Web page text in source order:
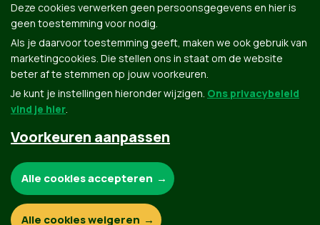
Inschrijven vialemmens.bart@gmail.com
Groen.be
Contact Privacybeleid
Deze cookies verwerken geen persoonsgegevens en hier is
geen toestemming voor nodig.
Als je daarvoor toestemming geeft, maken we ook gebruik van
marketingcookies. Die stellen ons in staat om de website
beter af te stemmen op jouw voorkeuren.
Je kunt je instellingen hieronder wijzigen. Ons privacybeleid
vind je hier.
Voorkeuren aanpassen
Functionele en analytische cookies:
Alle cookies accepteren
Alle cookies weigeren